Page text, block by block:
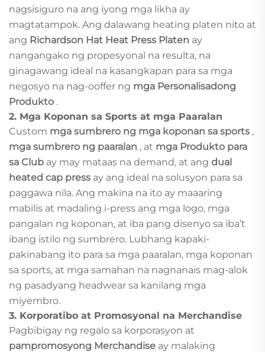
nagsisiguro na ang iyong mga likha ay
magtatampok. Ang dalawang heating platen nito at
ang Richardson Hat Heat Press Platen ay
nangangako ng propesyonal na resulta, na
ginagawang ideal na kasangkapan para sa mga
negosyo na nag-ooffer ng mga Personalisadong
Produkto .
2. Mga Koponan sa Sports at mga Paaralan
Custom mga sumbrero ng mga koponan sa sports ,
mga sumbrero ng paaralan , at mga Produkto para
sa Club ay may mataas na demand, at ang dual
heated cap press ay ang ideal na solusyon para sa
paggawa nila. Ang makina na ito ay maaaring
mabilis at madaling i-press ang mga logo, mga
pangalan ng koponan, at iba pang disenyo sa iba’t
ibang istilo ng sumbrero. Lubhang kapaki-
pakinabang ito para sa mga paaralan, mga koponan
sa sports, at mga samahan na nagnanais mag-alok
ng pasadyang headwear sa kanilang mga
miyembro.
3. Korporatibo at Promosyonal na Merchandise
Pagbibigay ng regalo sa korporasyon at
pampromosyong Merchandise ay malaking